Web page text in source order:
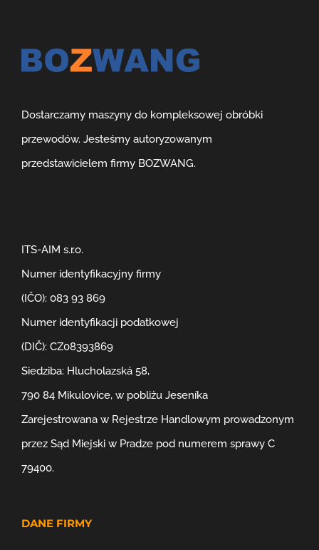
Dostarczamy maszyny do kompleksowej obróbki
przewodów. Jesteśmy autoryzowanym
przedstawicielem firmy BOZWANG.
ITS-AIM s.r.o.
Numer identyfikacyjny firmy
(IČO): 083 93 869
Numer identyfikacji podatkowej
(DIČ): CZ08393869
Siedziba: Hlucholazská 58,
790 84 Mikulovice, w pobliżu Jeseníka
Zarejestrowana w Rejestrze Handlowym prowadzonym
przez Sąd Miejski w Pradze pod numerem sprawy C
79400.
DANE FIRMY